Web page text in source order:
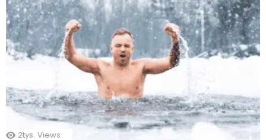
2tys. Views